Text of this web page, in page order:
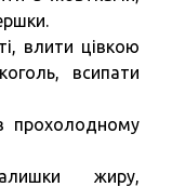
влити цівкою
всипати
прохолодному
жиру,